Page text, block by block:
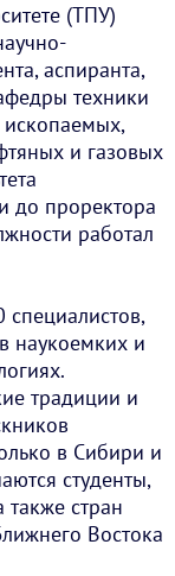
(ТПУ)
аспиранта,
техники
и газовых
до проректора
работал
наукоемких и
традиции и
в Сибири и
студенты,
стран
Востока